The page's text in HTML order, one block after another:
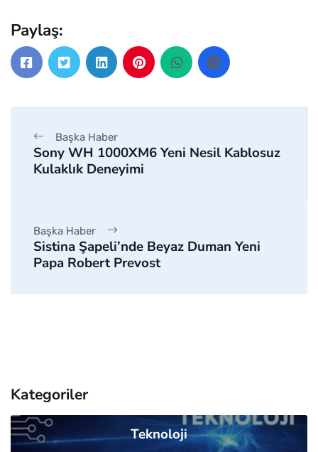
Paylaş:
Başka Haber
Sony WH 1000XM6 Yeni Nesil Kablosuz
Kulaklık Deneyimi
Başka Haber
Sistina Şapeli’nde Beyaz Duman Yeni
Papa Robert Prevost
Kategoriler
Teknoloji